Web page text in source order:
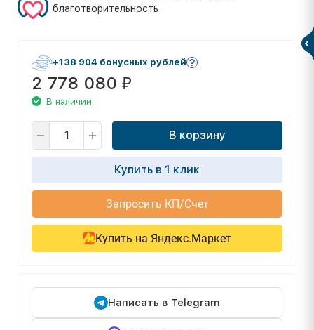
благотворительность
+138 904 бонусных рублей
2 778 080 ₽
В наличии
В корзину
Купить в 1 клик
Запросить КП/Счет
Купить на Яндекс.Маркет
Написать в Telegram